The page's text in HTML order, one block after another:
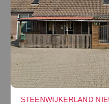
STEENWIJKERLAND